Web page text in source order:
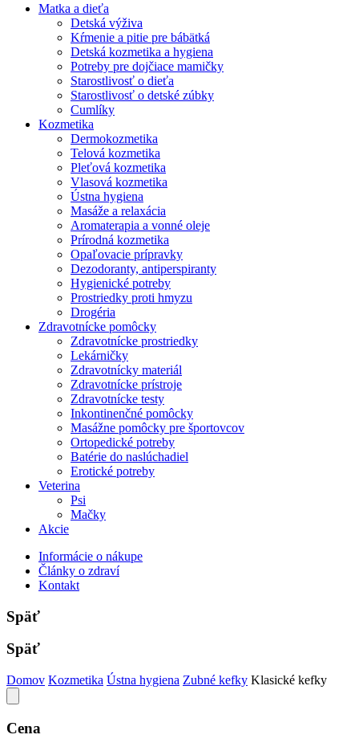
Matka a dieťa
Detská výživa
Kŕmenie a pitie pre bábätká
Detská kozmetika a hygiena
Potreby pre dojčiace mamičky
Starostlivosť o dieťa
Starostlivosť o detské zúbky
Cumlíky
Kozmetika
Dermokozmetika
Telová kozmetika
Pleťová kozmetika
Vlasová kozmetika
Ústna hygiena
Masáže a relaxácia
Aromaterapia a vonné oleje
Prírodná kozmetika
Opaľovacie prípravky
Dezodoranty, antiperspiranty
Hygienické potreby
Prostriedky proti hmyzu
Drogéria
Zdravotnícke pomôcky
Zdravotnícke prostriedky
Lekárničky
Zdravotnícky materiál
Zdravotnícke prístroje
Zdravotnícke testy
Inkontinenčné pomôcky
Masážne pomôcky pre športovcov
Ortopedické potreby
Batérie do naslúchadiel
Erotické potreby
Veterina
Psi
Mačky
Akcie
Informácie o nákupe
Články o zdraví
Kontakt
Späť
Späť
Domov Kozmetika Ústna hygiena Zubné kefky Klasické kefky
Cena